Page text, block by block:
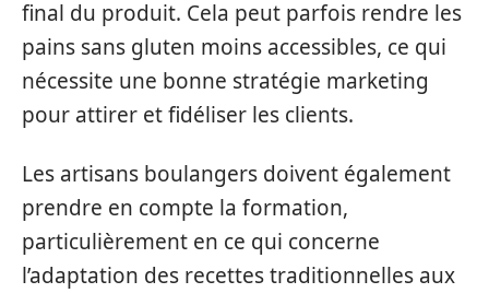
final du produit. Cela peut parfois rendre les
pains sans gluten moins accessibles, ce qui
nécessite une bonne stratégie marketing
pour attirer et fidéliser les clients.
Les artisans boulangers doivent également
prendre en compte la formation,
particulièrement en ce qui concerne
l’adaptation des recettes traditionnelles aux